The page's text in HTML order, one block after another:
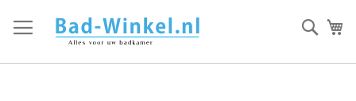
direct
door